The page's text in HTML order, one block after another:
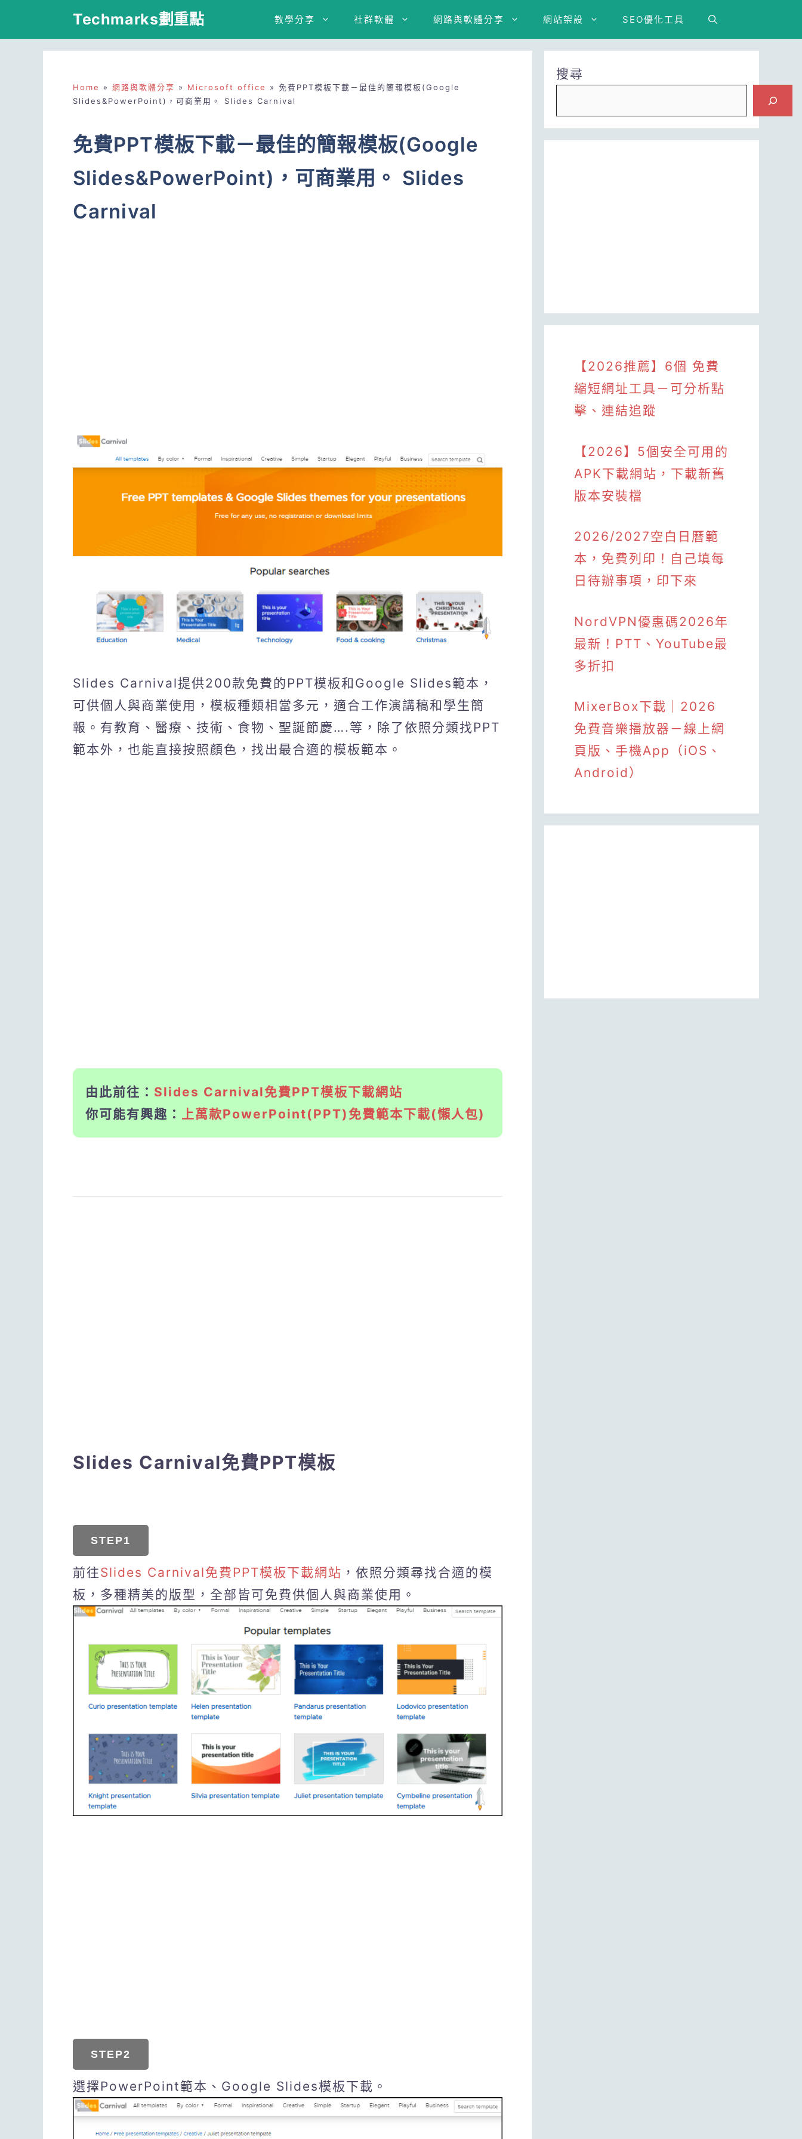
Techmarks劃重點 教學分享 社群軟體 網路與軟體分享 網站架設 SEO優化工具
Home » 網路與軟體分享 » Microsoft office » 免費PPT模板下載－最佳的簡報模板(Google
Slides&PowerPoint)，可商業用。 Slides Carnival
免費PPT模板下載－最佳的簡報模板(Google
Slides&PowerPoint)，可商業用。 Slides
Carnival
Slides Carnival提供200款免費的PPT模板和Google Slides範本，
可供個人與商業使用，模板種類相當多元，適合工作演講稿和學生簡
報。有教育、醫療、技術、食物、聖誕節慶….等，除了依照分類找PPT
範本外，也能直接按照顏色，找出最合適的模板範本。
由此前往： Slides Carnival免費PPT模板下載網站
你可能有興趣：
上萬款PowerPoint(PPT)免費範本下載(懶人包)
Slides Carnival免費PPT模板
STEP1
前往Slides Carnival免費PPT模板下載網站 ，依照分類尋找合適的模
板，多種精美的版型，全部皆可免費供個人與商業使用。
STEP2
選擇PowerPoint範本、Google Slides模板下載。
搜尋
【2026推薦】6個 免費
縮短網址工具－可分析點
擊、連結追蹤
【2026】5個安全可用的
APK下載網站，下載新舊
版本安裝檔
2026/2027空白日曆範
本，免費列印！自己填每
日待辦事項，印下來
NordVPN優惠碼2026年
最新！PTT、YouTube最
多折扣
MixerBox下載｜2026
免費音樂播放器－線上網
頁版、手機App（iOS、
Android）